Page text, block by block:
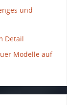
und
Detail
Modelle auf